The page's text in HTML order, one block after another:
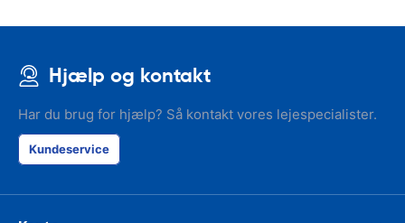
Hjælp og kontakt
Har du brug for hjælp? Så kontakt vores lejespecialister.
Kundeservice